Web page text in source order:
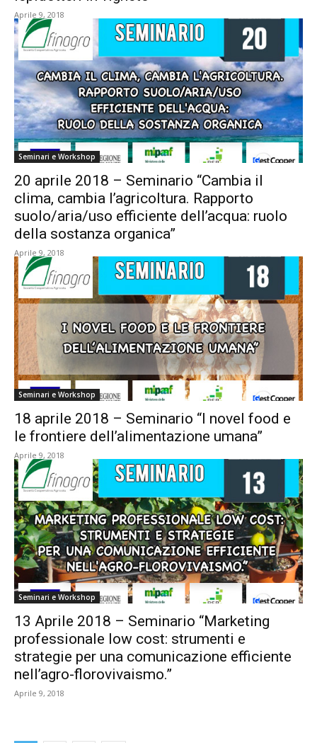
Aprile 9, 2018
Seminari e Workshop
20 aprile 2018 – Seminario “Cambia il
clima, cambia l’agricoltura. Rapporto
suolo/aria/uso efficiente dell’acqua: ruolo
della sostanza organica”
Aprile 9, 2018
Seminari e Workshop
18 aprile 2018 – Seminario “I novel food e
le frontiere dell’alimentazione umana”
Aprile 9, 2018
Seminari e Workshop
13 Aprile 2018 – Seminario “Marketing
professionale low cost: strumenti e
strategie per una comunicazione efficiente
nell’agro-florovivaismo.”
Aprile 9, 2018